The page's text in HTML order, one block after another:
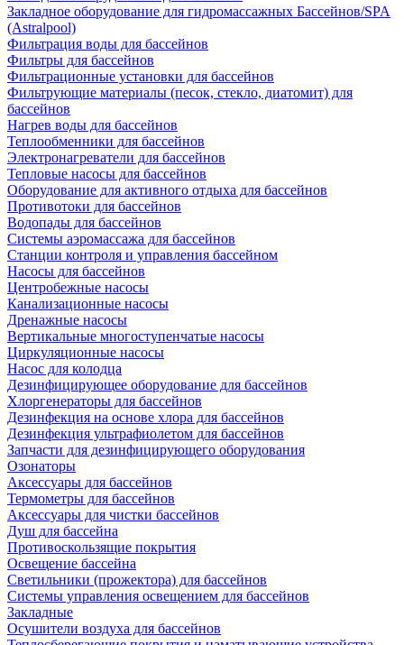
Закладное оборудование для гидромассажных Бассейнов/SPA
(Astralpool)
Фильтрация воды для бассейнов
Фильтры для бассейнов
Фильтрационные установки для бассейнов
Фильтрующие материалы (песок, стекло, диатомит) для
бассейнов
Нагрев воды для бассейнов
Теплообменники для бассейнов
Электронагреватели для бассейнов
Тепловые насосы для бассейнов
Оборудование для активного отдыха для бассейнов
Противотоки для бассейнов
Водопады для бассейнов
Системы аэромассажа для бассейнов
Станции контроля и управления бассейном
Насосы для бассейнов
Центробежные насосы
Канализационные насосы
Дренажные насосы
Вертикальные многоступенчатые насосы
Циркуляционные насосы
Насос для колодца
Дезинфицирующее оборудование для бассейнов
Хлоргенераторы для бассейнов
Дезинфекция на основе хлора для бассейнов
Дезинфекция ультрафиолетом для бассейнов
Запчасти для дезинфицирующего оборудования
Озонаторы
Аксессуары для бассейнов
Термометры для бассейнов
Аксессуары для чистки бассейнов
Душ для бассейна
Противоскользящие покрытия
Освещение бассейна
Светильники (прожектора) для бассейнов
Системы управления освещением для бассейнов
Закладные
Осушители воздуха для бассейнов